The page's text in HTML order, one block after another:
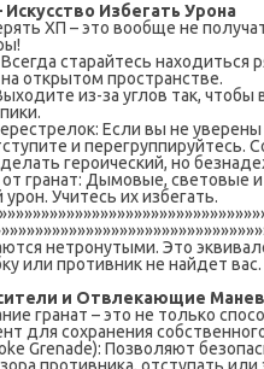
Избегать Урона
ХП – это вообще не
старайтесь
открытом пространстве.
из-за углов так,
Если вы не
и
героический, но
гранат: Дымовые, световые и
Учитесь их избегать.
нетронутыми. Это
или противник не найдет вас.
и Отвлекающие
гранат – это не только
для сохранения
Grenade): Позволяют